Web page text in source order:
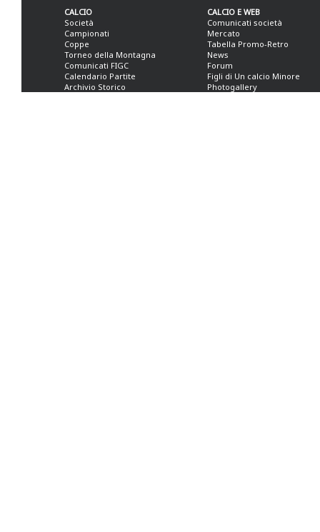
CALCIO
Società
Campionati
Coppe
Torneo della Montagna
Comunicati FIGC
Calendario Partite
Archivio Storico
CALCIO E WEB
Comunicati società
Mercato
Tabella Promo-Retro
News
Forum
Figli di Un calcio Minore
Photogallery